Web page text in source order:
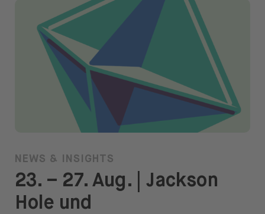
Über uns
Karriere
Presse
DE
Öffnen Sie das Sprachwechselmenü
NEWS & INSIGHTS
23. – 27. Aug. | Jackson
Hole und